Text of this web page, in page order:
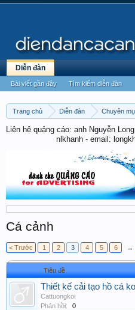
Trang chủ Diễn đàn Chuyên
Liên hệ quảng cáo: anh Nguyễn
nlkhanh - email:
Cá cảnh
< Trước 1 2 3 4 5 6 →
Tiêu đề
Thiết kế cải tạo hồ cá
Cattuongkoi
Phản hồi:
0
Diễn đàn
Bài viết gần đây Tìm kiếm diễn đàn